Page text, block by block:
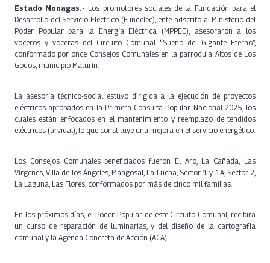
Estado Monagas.- Los promotores sociales de la Fundación para el
Desarrollo del Servicio Eléctrico (Fundelec), ente adscrito al Ministerio del
Poder Popular para la Energía Eléctrica (MPPEE), asesoraron a los
voceros y voceras del Circuito Comunal “Sueño del Gigante Eterno”,
conformado por once Consejos Comunales en la parroquia Altos de Los
Godos, municipio Maturín.
La asesoría técnico-social estuvo dirigida a la ejecución de proyectos
eléctricos aprobados en la Primera Consulta Popular Nacional 2025, los
cuales están enfocados en el mantenimiento y reemplazo de tendidos
eléctricos (arvidal), lo que constituye una mejora en el servicio energético.
Los Consejos Comunales beneficiados fueron El Aro, La Cañada, Las
Vírgenes, Villa de los Ángeles, Mangosal, La Lucha, Sector 1 y 1A, Sector 2,
La Laguna, Las Flores, conformados por más de cinco mil familias.
En los próximos días, el Poder Popular de este Circuito Comunal, recibirá
un curso de reparación de luminarias, y del diseño de la cartografía
comunal y la Agenda Concreta de Acción (ACA).